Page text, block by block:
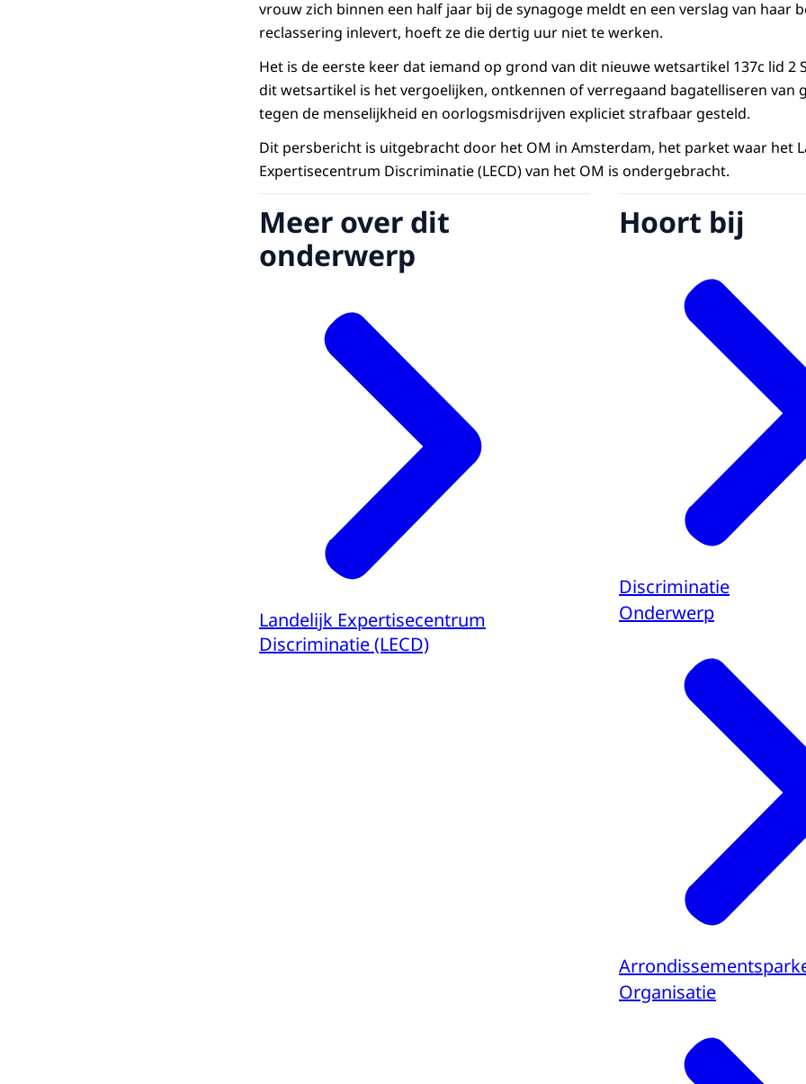
vrouw zich binnen een half jaar bij de synagoge meldt en een verslag van haar
reclassering inlevert, hoeft ze die dertig uur niet te werken.
Het is de eerste keer dat iemand op grond van dit nieuwe wetsartikel 137c lid 2
dit wetsartikel is het vergoelijken, ontkennen of verregaand bagatelliseren van
tegen de menselijkheid en oorlogsmisdrijven expliciet strafbaar gesteld.
Dit persbericht is uitgebracht door het OM in Amsterdam, het parket waar het
Expertisecentrum Discriminatie (LECD) van het OM is ondergebracht.
Meer over dit
onderwerp
Landelijk Expertisecentrum
Discriminatie (LECD)
Hoort bij
Discriminatie
Onderwerp
Organisatie